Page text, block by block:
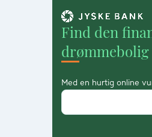
Find den
Med en hurtig online